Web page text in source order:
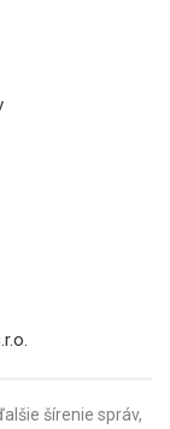
je
šírenie správ,